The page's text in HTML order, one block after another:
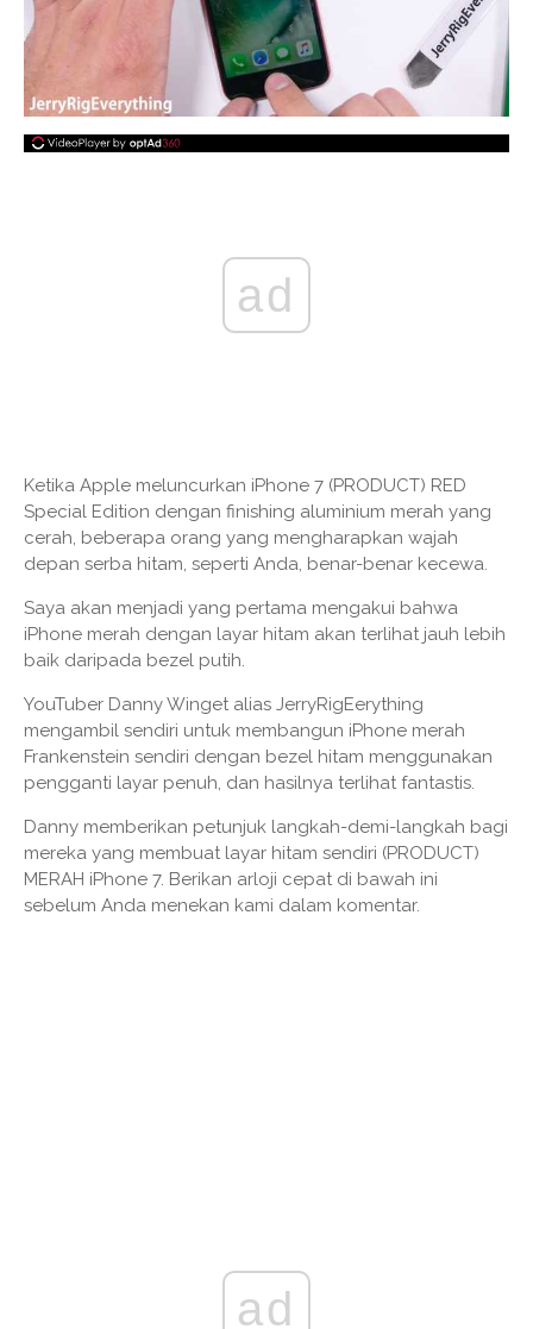
ad
Ketika Apple meluncurkan iPhone 7 (PRODUCT) RED
Special Edition dengan finishing aluminium merah yang
cerah, beberapa orang yang mengharapkan wajah
depan serba hitam, seperti Anda, benar-benar kecewa.
Saya akan menjadi yang pertama mengakui bahwa
iPhone merah dengan layar hitam akan terlihat jauh lebih
baik daripada bezel putih.
YouTuber Danny Winget alias JerryRigEerything
mengambil sendiri untuk membangun iPhone merah
Frankenstein sendiri dengan bezel hitam menggunakan
pengganti layar penuh, dan hasilnya terlihat fantastis.
Danny memberikan petunjuk langkah-demi-langkah bagi
mereka yang membuat layar hitam sendiri (PRODUCT)
MERAH iPhone 7. Berikan arloji cepat di bawah ini
sebelum Anda menekan kami dalam komentar.
ad